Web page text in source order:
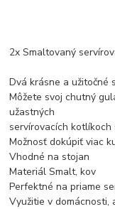
2x Smaltovaný
Dvá krásne a užitočné
Môžete svoj chutný
užastných
servírovacích kotlíkoch
Možnosť dokúpiť viac
Vhodné na stojan
Materiál Smalt, kov
Perfektné na priame
Využitie v domácnosti,